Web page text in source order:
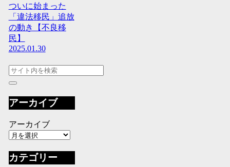
ついに始まった
「違法移民」追放
の動き【不良移
民】
2025.01.30
アーカイブ
アーカイブ
カテゴリー